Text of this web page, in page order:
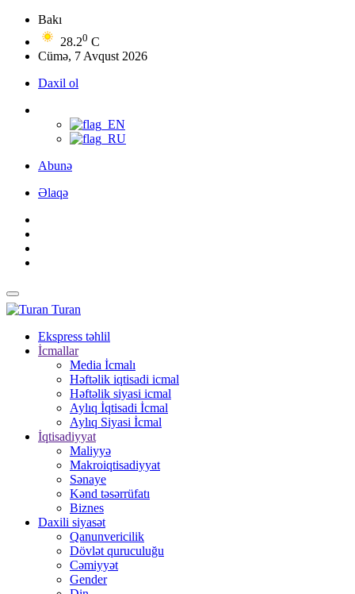
Bakı
28.20 C
Cümə, 7 Avqust 2026
Daxil ol
Abunə
Əlaqə
Turan
Ekspress təhlil
İcmallar
Media İcmalı
Həftəlik iqtisadi icmal
Həftəlik siyasi icmal
Aylıq İqtisadi İcmal
Aylıq Siyasi İcmal
İqtisadiyyat
Maliyyə
Makroiqtisadiyyat
Sənaye
Kənd təsərrüfatı
Biznes
Daxili siyasət
Qanunvericilik
Dövlət quruculuğu
Cəmiyyət
Gender